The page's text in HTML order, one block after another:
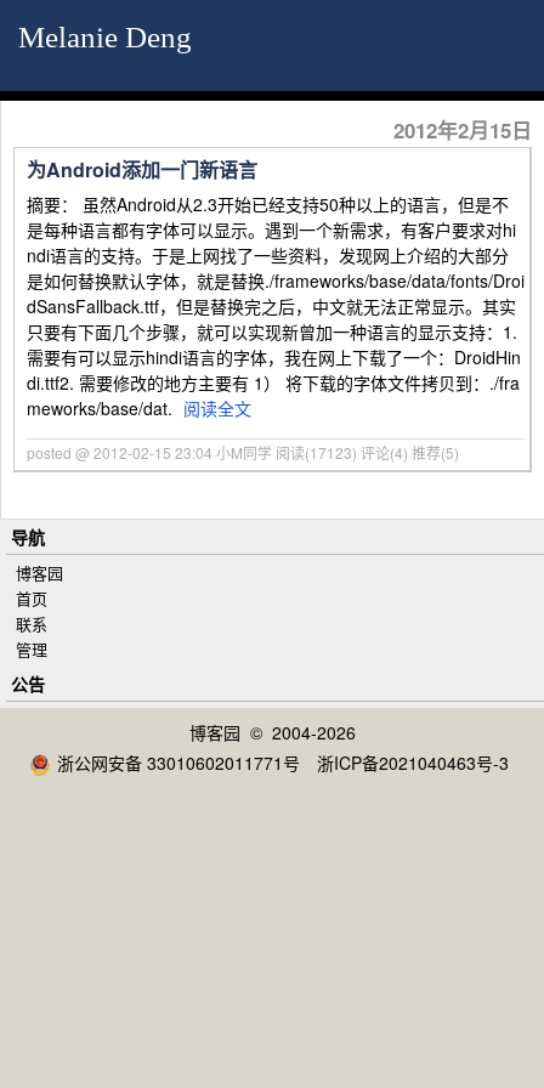
Melanie Deng
2012年2月15日
为Android添加一门新语言
摘要： 虽然Android从2.3开始已经支持50种以上的语言，但是不
是每种语言都有字体可以显示。遇到一个新需求，有客户要求对hi
ndi语言的支持。于是上网找了一些资料，发现网上介绍的大部分
是如何替换默认字体，就是替换./frameworks/base/data/fonts/Droi
dSansFallback.ttf，但是替换完之后，中文就无法正常显示。其实
只要有下面几个步骤，就可以实现新曾加一种语言的显示支持：1.
需要有可以显示hindi语言的字体，我在网上下载了一个：DroidHin
di.ttf2. 需要修改的地方主要有 1） 将下载的字体文件拷贝到：./fra
meworks/base/dat. 阅读全文
posted @ 2012-02-15 23:04 小M同学 阅读(17123) 评论(4) 推荐(5)
导航
博客园
首页
联系
管理
公告
博客园 © 2004-2026
浙公网安备 33010602011771号
浙ICP备2021040463号-3